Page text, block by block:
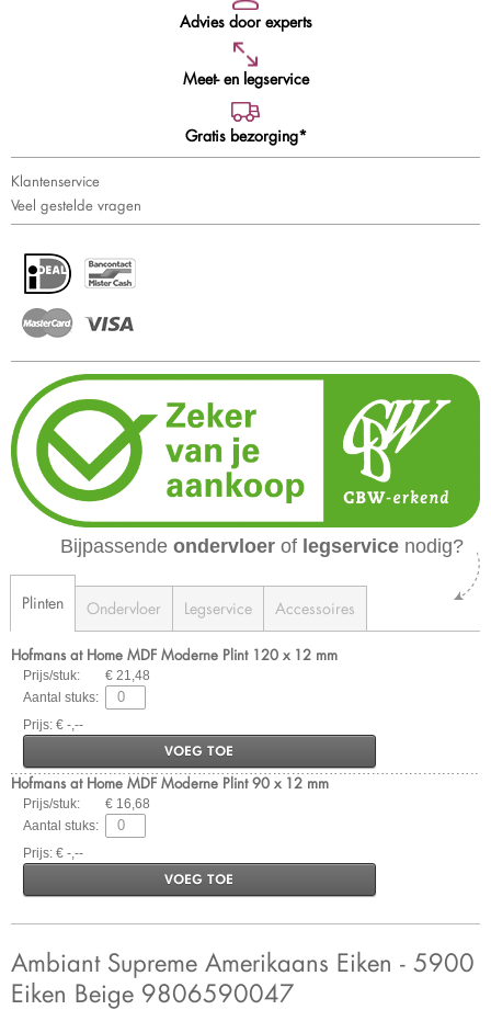
Advies door experts
Meet- en legservice
Gratis bezorging*
Klantenservice
Veel gestelde vragen
Bijpassende ondervloer of legservice nodig?
Plinten Ondervloer Legservice Accessoires
Hofmans at Home MDF Moderne Plint 120 x 12 mm
Prijs/stuk:
€ 21,48
Aantal stuks:
Prijs: € -,--
VOEG TOE
Hofmans at Home MDF Moderne Plint 90 x 12 mm
Prijs/stuk:
€ 16,68
Aantal stuks:
Prijs: € -,--
VOEG TOE
Ambiant Supreme Amerikaans Eiken - 5900
Eiken Beige 9806590047